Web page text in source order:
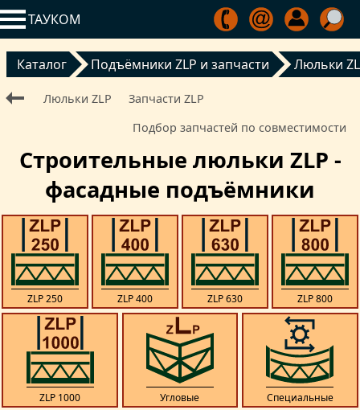
ТАУКОМ
Каталог Подъёмники ZLP и запчасти Люльки
Люльки ZLP
Запчасти ZLP
Подбор запчастей по совместимости
Строительные люльки ZLP -
фасадные подъёмники
ZLP 250 ZLP 400 ZLP 630 ZLP 800
ZLP 1000 Угловые Специальные